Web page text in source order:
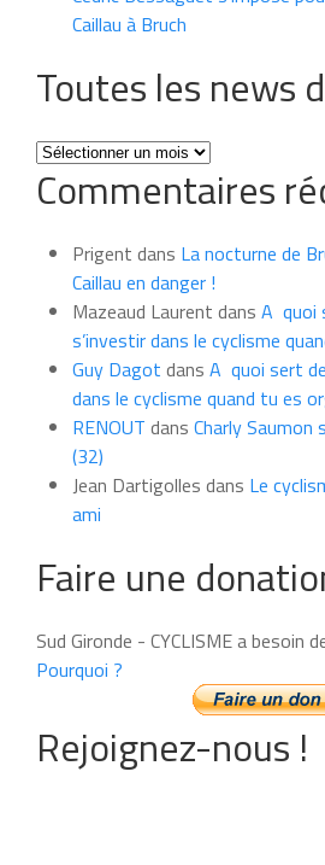
Caillau à Bruch
Toutes les news
Toutes
les
news
mois
Commentaires
Prigent dans La nocturne de
Caillau en danger !
Mazeaud Laurent dans A quoi
s’investir dans le cyclisme
Guy Dagot dans A quoi sert
dans le cyclisme quand tu es
RENOUT dans Charly Saumon
(32)
Jean Dartigolles dans Le
ami
Faire une
Sud Gironde - CYCLISME a besoin
Pourquoi ?
Rejoignez-nous !